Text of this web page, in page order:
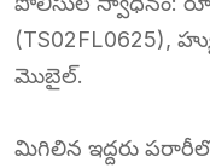
(TS02FL0625),
మొబైల్.
మిగిలిన ఇద్దరు